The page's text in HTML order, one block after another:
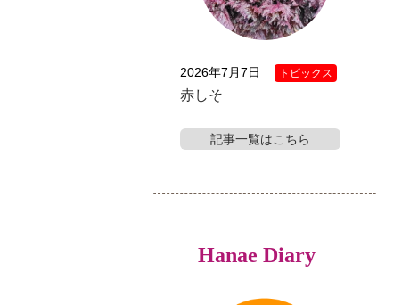
2026年7月7日 トピックス
赤しそ
記事一覧はこちら
Hanae Diary